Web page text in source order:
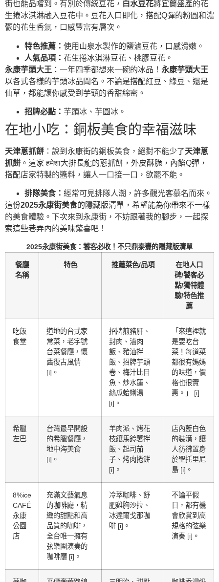
街也能品嚐到。有別於傳統豆花， 白水豆花將宜蘭盛產的花
生捲冰淇淋融入豆花中。豆花入口即化，搭配Q彈的粉圓和濃
鬱的花生香氣，口感豐富有層次。
特色推薦： 使用山泉水製作的鹽滷豆花，口感滑嫩。
人氣品項： 花生捲冰淇淋豆花、桃膠豆花。
永康芋頭大王 ：一年四季都想來一碗的冰品！ 永康芋頭大王
以各式各樣的芋頭冰品聞名。不論是搭配紅豆、綠豆、還是
仙草，都能讓你感受到芋頭的香甜綿密。
招牌必點： 芋頭冰、芋圓冰。
在地小吃：銅板美食的幸福滋味
天津蔥抓餅 ：說到永康街的銅板美食，絕對不能少了天津蔥
抓餅 。這家 हमेशा大排長龍的蔥抓餅，外皮酥脆，內餡Q彈，
搭配店家特製的醬料，讓人一口接一口，欲罷不能。
排隊美食： 經常可見排隊人潮，許多觀光客慕名而來。
這份2025永康街美食的隱藏版清單，希望能為你帶來不一樣
的美食體驗。下次來到永康街，不妨跟著我的腳步，一起探
索這些巷弄內的美味驚喜吧！
2025永康街美食：饕客必收！不只鼎泰豐的隱藏版清單
餐廳
名稱
特色 推薦菜色/品項
在地人口
碑/饕客必
點/獨特體
驗/特色推
薦
吃飯
食堂
道地的台式家
常菜，老字號
台菜餐廳，懷
舊復古風情
[i]。
招牌煎豬肝、
封肉、滷肉
飯、豬油拌
飯、招牌芋頭
卷、梅汁比目
魚、炒水蓮、
絲瓜蛤蜊湯
[i]。
「來這裡就
是要吃台
菜！每道菜
都很有媽媽
的味道，價
格也很實
惠。」 [i]
希臘
左巴
台灣最早開設
的希臘餐廳，
地中海美食
[i]。
羊肉派、烤花
枝鑲馬鈴薯拌
飯、起司茄
子、烤肉捲餅
[i]。
店內藍白色
的裝潢，讓
人彷彿置身
於聖托里尼
島 [i]。
8%ice
CAFÉ
永康
公園
店
充滿文藝氣息
的咖啡廳，精
緻的甜點和高
品質的咖啡，
全台唯一擁有
弦樂團演奏的
咖啡廳 [i]。
冷萃咖啡、舒
肥雞胸沙拉、
冰達爾戈那咖
啡 [i]。
不論平假
日，都有機
會欣賞到高
規格的弦樂
演奏 [i]。